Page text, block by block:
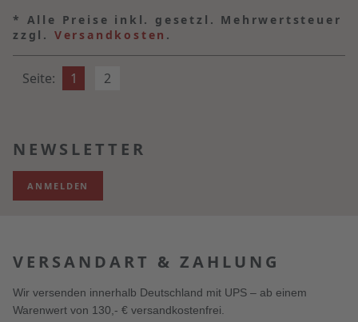
* Alle Preise inkl. gesetzl. Mehrwertsteuer
zzgl. Versandkosten .
Seite: 1 2
NEWSLETTER
ANMELDEN
VERSANDART & ZAHLUNG
Wir versenden innerhalb Deutschland mit UPS – ab einem
Warenwert von 130,- € versandkostenfrei.